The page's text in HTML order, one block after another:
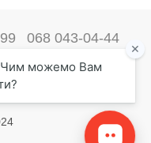
068 043-04-44